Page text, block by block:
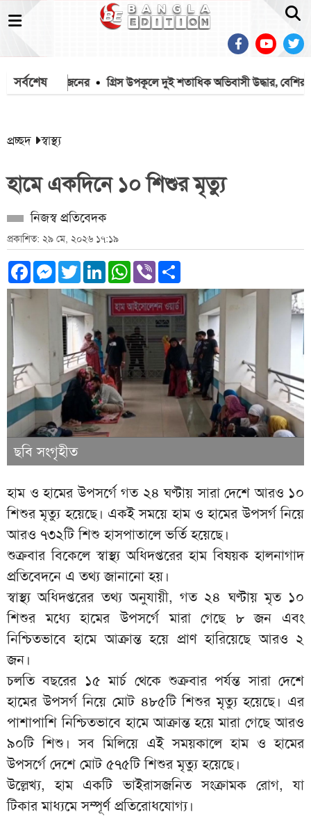
সর্বশেষ
গেল ৭ জনের গ্রিস উপকূলে দুই শতাধিক অভিবাসী উদ্ধার, বেশির
প্রচ্ছদ স্বাস্থ্য
হামে একদিনে ১০ শিশুর মৃত্যু
নিজস্ব প্রতিবেদক
প্রকাশিত: ২৯ মে, ২০২৬ ১৭:১৯
Facebook
Messenger
TwitterLinkedInWhatsApp
Viber
ছবি সংগৃহীত
হাম ও হামের উপসর্গে গত ২৪ ঘণ্টায় সারা দেশে আরও ১০
শিশুর মৃত্যু হয়েছে। একই সময়ে হাম ও হামের উপসর্গ নিয়ে
আরও ৭৩২টি শিশু হাসপাতালে ভর্তি হয়েছে।
শুক্রবার বিকেলে স্বাস্থ্য অধিদপ্তরের হাম বিষয়ক হালনাগাদ
প্রতিবেদনে এ তথ্য জানানো হয়।
স্বাস্থ্য অধিদপ্তরের তথ্য অনুযায়ী, গত ২৪ ঘণ্টায় মৃত ১০
শিশুর মধ্যে হামের উপসর্গে মারা গেছে ৮ জন এবং
নিশ্চিতভাবে হামে আক্রান্ত হয়ে প্রাণ হারিয়েছে আরও ২
জন।
চলতি বছরের ১৫ মার্চ থেকে শুক্রবার পর্যন্ত সারা দেশে
হামের উপসর্গ নিয়ে মোট ৪৮৫টি শিশুর মৃত্যু হয়েছে। এর
পাশাপাশি নিশ্চিতভাবে হামে আক্রান্ত হয়ে মারা গেছে আরও
৯০টি শিশু। সব মিলিয়ে এই সময়কালে হাম ও হামের
উপসর্গে দেশে মোট ৫৭৫টি শিশুর মৃত্যু হয়েছে।
উল্লেখ্য, হাম একটি ভাইরাসজনিত সংক্রামক রোগ, যা
টিকার মাধ্যমে সম্পূর্ণ প্রতিরোধযোগ্য।